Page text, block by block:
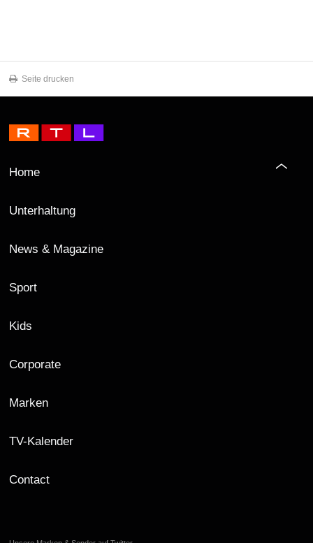
Seite drucken
Home
Unterhaltung
News & Magazine
Sport
Kids
Corporate
Marken
TV-Kalender
Contact